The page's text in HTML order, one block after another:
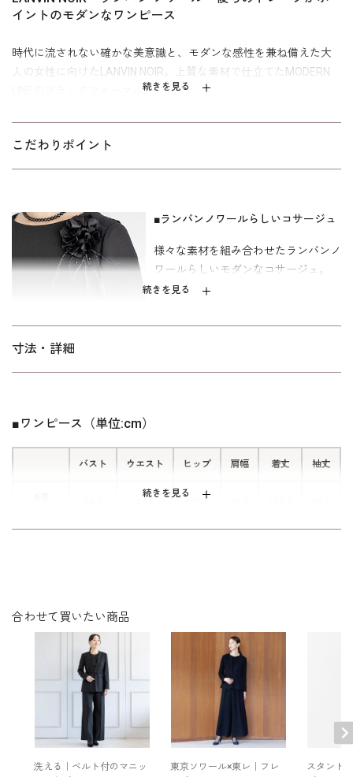
続きを見る
イントのモダンなワンピース
時代に流されない確かな美意識と、モダンな感性を兼ね備えた大
人の女性に向けたLANVIN NOIR。上質な素材で仕立てたMODERN
LINEのブラックフォーマル。
前面と背面でデザインを大きく変えて見せたモダンなワンピー
ス。前からもプリーツが見えるよう、肩の切り替え位置にこだわ
慶弔両用なので、葬儀・お別れ会の喪服・式服としても、慶事の
礼服としても活躍します。｢少しゆったり｣パターンを使用。 着丈
は膝が隠れるミディ丈。「標準」に比べて、二の腕や背渡り、ウ
エストを中心にゆとりを持たせています。サイズ表記はイタリア
こだわりポイント
続きを見る
■ランバンノワールらしいコサージュ
様々な素材を組み合わせたランバンノ
ワールらしいモダンなコサージュ。
後ろのドレープ分量は重すぎず空気を
寸法・詳細
続きを見る
■ワンピース（単位:cm）
バスト ウエスト ヒップ 肩幅 着丈 袖丈
表地：トリアセテート69％ ポリエステル31％（スト
裏地：キュプラ100％
洗濯方法：クリーニング
日本製
後ろファスナー
コサージュ付き（取り外し可）
※モデル着用： イヤリング /
5652200-00
ネックレス /
5615200-00
※モデル：身長173cm 9号着用
合わせて買いたい商品
洗える｜ベルト付のマニッ
東京ソワール×東レ｜フレ
スタンド